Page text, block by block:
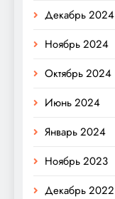
Декабрь 2024
Ноябрь 2024
Октябрь 2024
Июнь 2024
Январь 2024
Ноябрь 2023
Декабрь 2022